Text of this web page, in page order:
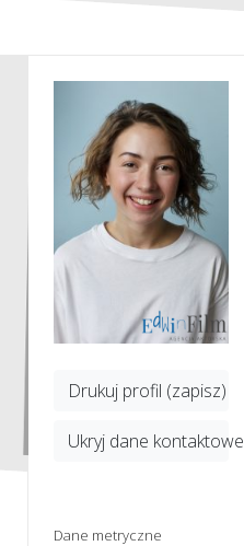
Drukuj profil (zapisz)
Ukryj dane kontaktowe
Dane metryczne